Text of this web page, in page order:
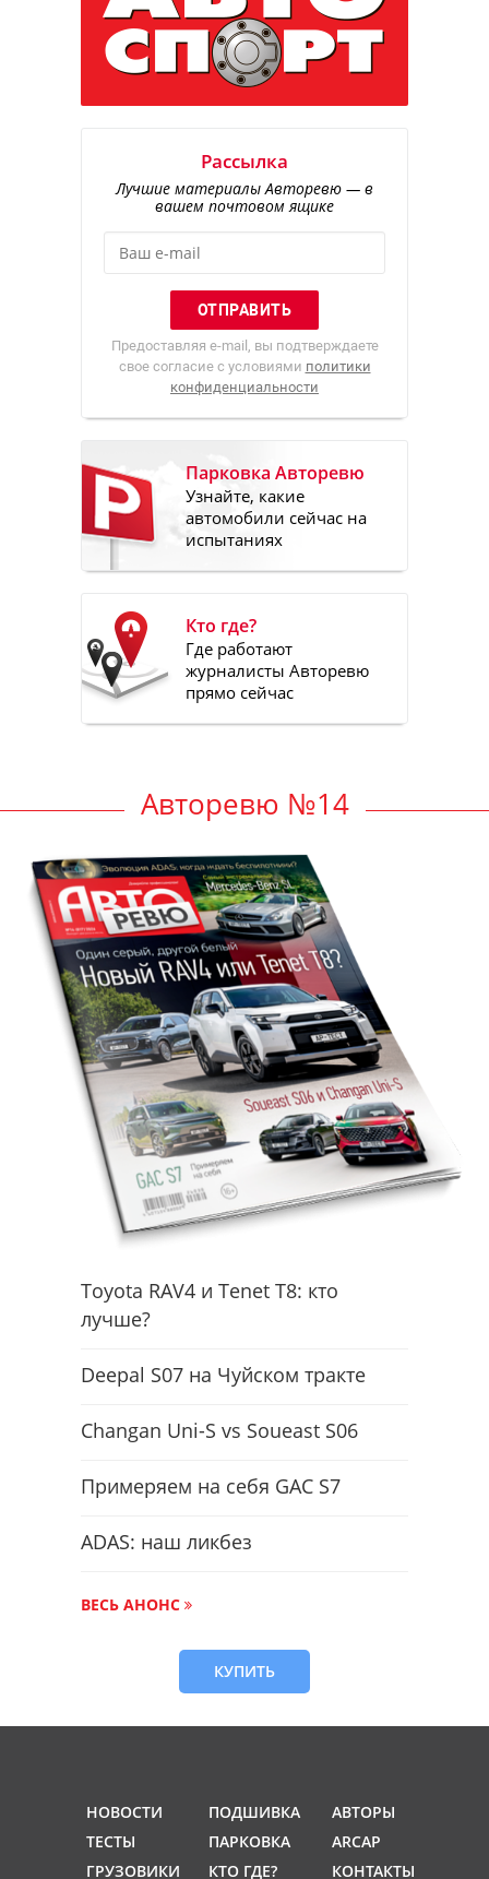
Рассылка
Лучшие материалы Авторевю — в
вашем почтовом ящике
Предоставляя e-mail, вы подтверждаете
свое согласие с условиями политики
конфиденциальности
Парковка Авторевю
Узнайте, какие
автомобили сейчас на
испытаниях
Кто где?
Где работают
журналисты Авторевю
прямо сейчас
Авторевю №14
Toyota RAV4 и Tenet T8: кто
лучше?
Deepal S07 на Чуйском тракте
Changan Uni-S vs Soueast S06
Примеряем на себя GAC S7
ADAS: наш ликбез
ВЕСЬ АНОНС
КУПИТЬ
НОВОСТИ
ТЕСТЫ
ГРУЗОВИКИ
ПОДШИВКА
ПАРКОВКА
КТО ГДЕ?
АВТОРЫ
ARCAP
КОНТАКТЫ